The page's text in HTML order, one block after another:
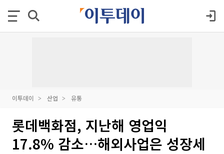
이투데이 산업 유통
롯데백화점, 지난해 영업익
17.8% 감소…해외사업은 성장세